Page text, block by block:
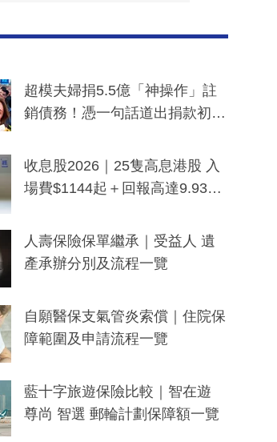
超模夫婦捐5.5億「神操作」註
銷債務！憑一句話道出捐款初
一度被誤當詐騙手段
收息股2026｜25隻高息港股 入
場費$1144起＋回報高達9.93
人壽保險保單繼承｜受益人 遺
產承辦分別及流程一覽
自願醫保支氣管炎索償｜住院保
障範圍及申請流程一覽
藍十字旅遊保險比較｜智在遊
尊尚 智選 郵輪計劃保障額一覽